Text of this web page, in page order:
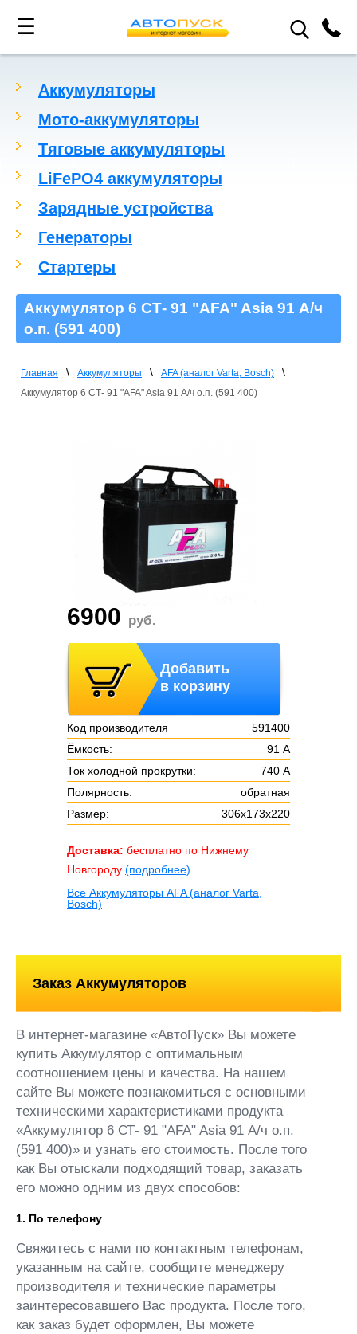
☰
Аккумуляторы
Мото-аккумуляторы
Тяговые аккумуляторы
LiFePO4 аккумуляторы
Зарядные устройства
Генераторы
Стартеры
Аккумулятор 6 СТ- 91 "AFA" Asia 91 А/ч
о.п. (591 400)
Главная \ Аккумуляторы \ AFA (аналог Varta, Bosch) \
Аккумулятор 6 СТ- 91 "AFA" Asia 91 А/ч о.п. (591 400)
6900 руб.
Добавить
в корзину
Код производителя
591400
Ёмкость:
91 А
Ток холодной прокрутки:
740 А
Полярность:
обратная
Размер:
306х173х220
Доставка: бесплатно по Нижнему
Новгороду (подробнее)
Все Аккумуляторы AFA (аналог Varta,
Bosch)
Заказ Аккумуляторов
В интернет-магазине «АвтоПуск» Вы можете
купить Аккумулятор с оптимальным
соотношением цены и качества. На нашем
сайте Вы можете познакомиться с основными
техническими характеристиками продукта
«Аккумулятор 6 СТ- 91 "AFA" Asia 91 А/ч о.п.
(591 400)» и узнать его стоимость. После того
как Вы отыскали подходящий товар, заказать
его можно одним из двух способов:
1. По телефону
Свяжитесь с нами по контактным телефонам,
указанным на сайте, сообщите менеджеру
производителя и технические параметры
заинтересовавшего Вас продукта. После того,
как заказ будет оформлен, Вы можете